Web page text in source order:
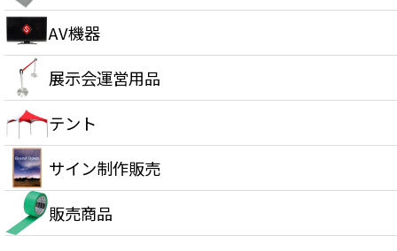
AV機器
展示会運営用品
テント
サイン制作販売
販売商品